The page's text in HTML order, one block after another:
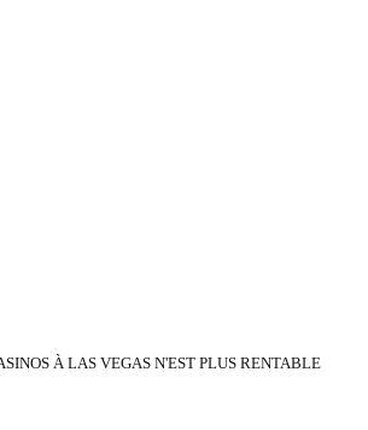
À LAS VEGAS N'EST PLUS RENTABLE